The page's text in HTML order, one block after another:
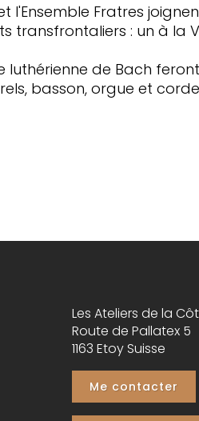
l'Ensemble Fratres
transfrontaliers : un à la
luthérienne de Bach
basson, orgue et
Les Ateliers de la
Route de Pallatex 5
1163 Etoy Suisse
Me contacter